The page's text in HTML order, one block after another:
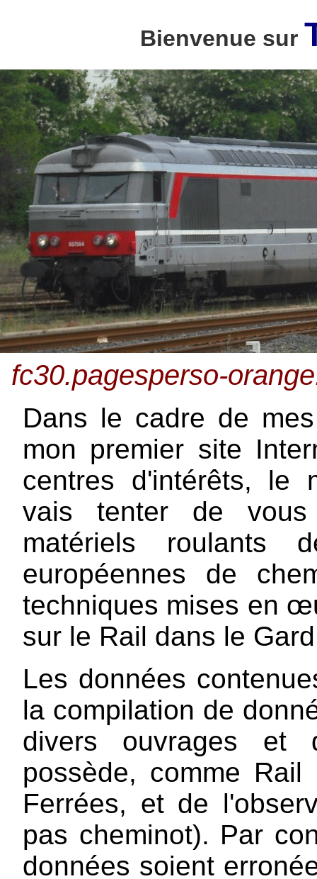
Bienvenue sur
fc30.pagesperso-
Dans le cadre de
mon premier site
centres d'intérêts, le
vais tenter de vous
matériels roulants
européennes de
techniques mises en
sur le Rail dans le
Les données
la compilation de
divers ouvrages
possède, comme
Ferrées, et de
pas cheminot). Par
données soient